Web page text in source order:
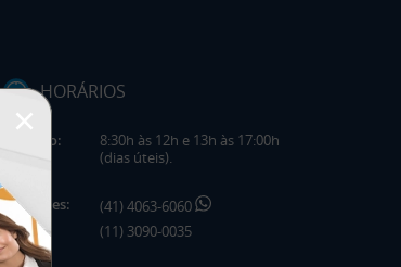
HORÁRIOS
Horário:
8:30h às 12h e 13h às 17:00h
(dias úteis).
Telefones:
(41) 4063-6060
(11) 3090-0035